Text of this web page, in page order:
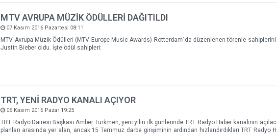
MTV AVRUPA MÜZİK ÖDÜLLERİ DAĞITILDI
07 Kasım 2016 Pazartesi 08:11
MTV Avrupa Müzik Ödülleri (MTV Europe Music Awards) Rotterdam´da düzenlenen törenle sahiplerini
Justin Bieber oldu. İşte ödül sahipleri:
TRT, YENİ RADYO KANALI AÇIYOR
06 Kasım 2016 Pazar 19:25
TRT Radyo Dairesi Başkası Amber Türkmen, yeni yılın ilk günlerinde TRT Radyo Haber kanalının
planları arasında yer alan, ancak 15 Temmuz darbe girişiminin ardından hızlandırdıkları TRT Radyo